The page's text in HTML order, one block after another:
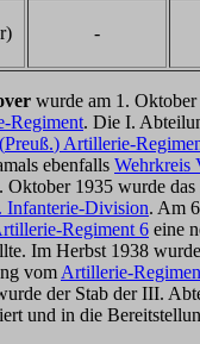
-
wurde am 1.
Regiment. Die I.
Preuß.) Artillerie-
ebenfalls Wehrkreis
Oktober 1935 wurde
Infanterie-Division. Am
Regiment 6 eine
Im Herbst 1938
vom Artillerie-
der Stab der III.
und in die